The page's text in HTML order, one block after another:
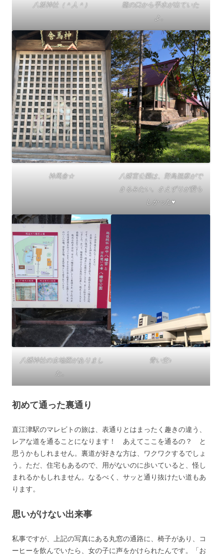
八坂神社（＾人＾）
龍の口から手水が出ていた
よ。
神馬舎☆
八幡宮公園は、野鳥観察がで
きるみたい。さえずりが愛ら
しかった♥
八幡神社の古地図がありまし
た。
青い空♪
初めて通った裏通り
直江津駅のマレビトの旅は、表通りとはまったく趣きの違う、
レアな道を通ることになります！ あえてここを通るの？ と
思うかもしれません。裏道が好きな方は、ワクワクするでしょ
う。ただ、住宅もあるので、用がないのに歩いていると、怪し
まれるかもしれません。なるべく、サッと通り抜けたい道もあ
ります。
思いがけない出来事
私事ですが、上記の写真にある丸窓の通路に、椅子があり、コ
ーヒーを飲んでいたら、女の子に声をかけられたんです。「お